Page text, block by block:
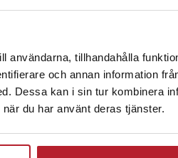
användarna, tillhandahålla
och annan information
Dessa kan i sin tur kombinera
du har använt deras tjänster.